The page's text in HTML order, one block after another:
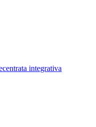
integrativa